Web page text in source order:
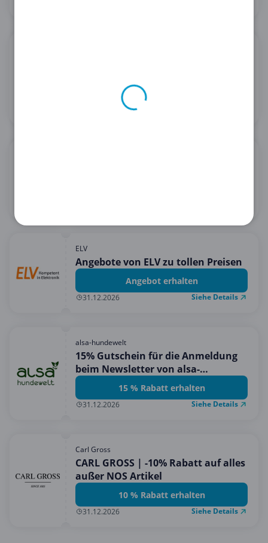
5 % Rabatt erhalten
ELV
Angebote von ELV zu tollen Preisen
Angebot erhalten
31.12.2026 Siehe Details
alsa-hundewelt
15% Gutschein für die Anmeldung
beim Newsletter von alsa-
hundewelt!15 % Rabatt erhalten
31.12.2026 Siehe Details
Carl Gross
CARL GROSS | -10% Rabatt auf alles
außer NOS Artikel
10 % Rabatt erhalten
31.12.2026 Siehe Details